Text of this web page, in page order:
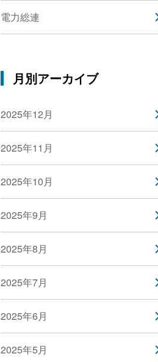
電力総連
月別アーカイブ
2025年12月
2025年11月
2025年10月
2025年9月
2025年8月
2025年7月
2025年6月
2025年5月